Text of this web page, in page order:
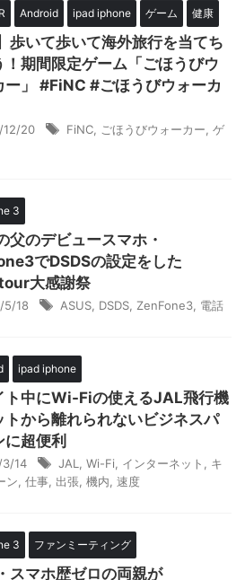
Android ipad iphone ゲーム 健康
歩いて歩いて海外旅行を当てち
！期間限定ゲーム「ごほうびウ
ー」 #FiNC #ごほうびウォーカ
12/20 FiNC ごほうびウォーカー ゲ
3
父のデビュースマホ・
でDSDSの設定をした
大感謝祭
5/18 ASUS DSDS ZenFone3 電話
ipad iphone
ト中にWi-Fiの使えるJAL飛行機
トから離れられないビジネスパ
に超便利
3/14 JAL Wi-Fi インターネット
キ
ン 仕事 出張 機内 速度
3 ファンミーティング
スマホ歴ゼロの両親が